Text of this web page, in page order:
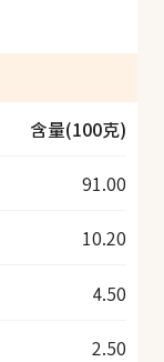
含量(100克)
91.00
10.20
4.50
2.50